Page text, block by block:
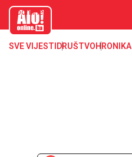
aloonline.b
SVE VIJESTI DRUŠTVOHRONIKA